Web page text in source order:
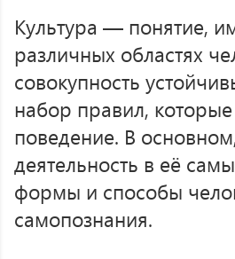
Культура — понятие,
различных областях
совокупность
набор правил,
поведение. В
деятельность в её
формы и способы
самопознания.